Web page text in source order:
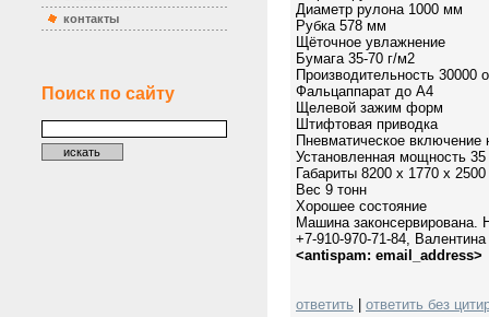
контакты
Поиск по сайту
Диаметр рулона 1000 мм
Рубка 578 мм
Щёточное увлажнение
Бумага 35-70 г/м2
Производительность 30000
Фальцаппарат до А4
Щелевой зажим форм
Штифтовая приводка
Пневматическое включение
Установленная мощность
Габариты 8200 х 1770 х
Вес 9 тонн
Хорошее состояние
Машина законсервирована.
+7-910-970-71-84, Валентина
<antispam: email_address>
ответить ответить без